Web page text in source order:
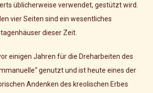
üblicherweise verwendet, gestützt wird.
vier Seiten sind ein wesentliches
dieser Zeit.
einigen Jahren für die Dreharbeiten des
genutzt und ist heute eines der
Andenken des kreolischen Erbes